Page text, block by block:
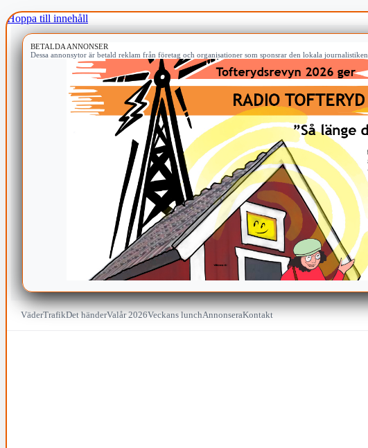
Hoppa till innehåll
BETALDA ANNONSER
Dessa annonsytor är betald reklam från företag och organisationer som sponsrar den lokala journalistiken.
VäderTrafikDet händerValår 2026Veckans lunchAnnonseraKontakt